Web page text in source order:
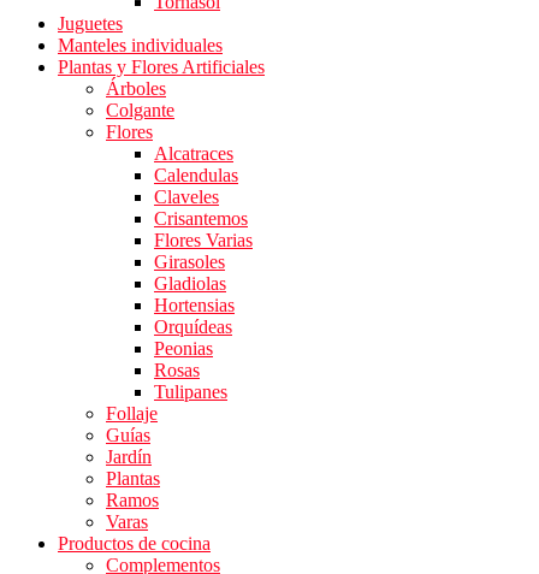
Juguetes
Manteles individuales
Plantas y Flores Artificiales
Árboles
Colgante
Flores
Alcatraces
Calendulas
Claveles
Crisantemos
Flores Varias
Girasoles
Gladiolas
Hortensias
Orquídeas
Peonias
Rosas
Tulipanes
Follaje
Guías
Jardín
Plantas
Ramos
Varas
Productos de cocina
Complementos